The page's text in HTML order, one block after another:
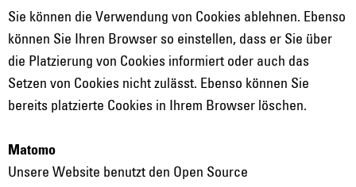
Sie können die Verwendung von Cookies ablehnen. Ebenso
können Sie Ihren Browser so einstellen, dass er Sie über
die Platzierung von Cookies informiert oder auch das
Setzen von Cookies nicht zulässt. Ebenso können Sie
bereits platzierte Cookies in Ihrem Browser löschen.
Matomo
Unsere Website benutzt den Open Source